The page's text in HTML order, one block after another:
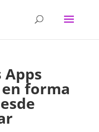
Apps
forma